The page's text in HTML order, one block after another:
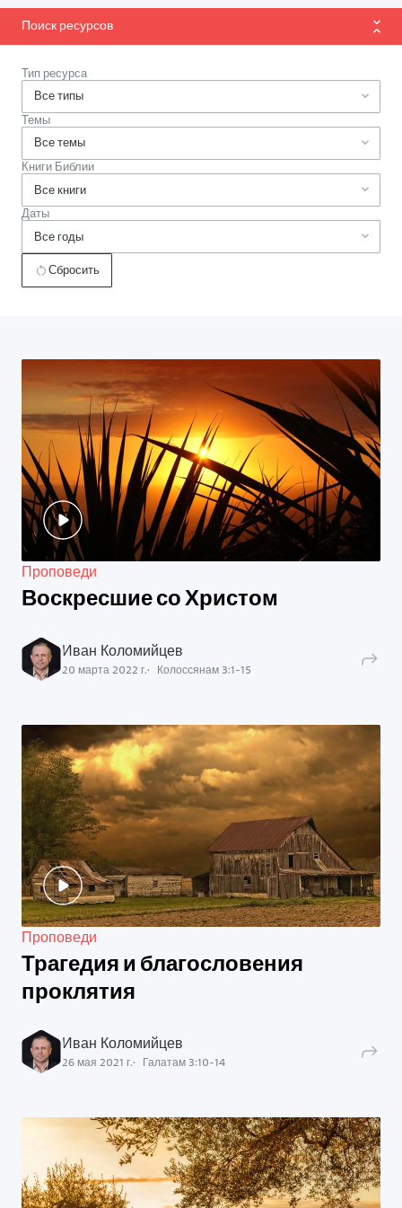
Поиск ресурсов
Тип ресурса
Темы
Книги Библии
Даты
Сбросить
Проповеди
Воскресшие со Христом
Иван Коломийцев
20 марта 2022 г. Колоссянам 3:1-15
Проповеди
Трагедия и благословения
проклятия
Иван Коломийцев
26 мая 2021 г. Галатам 3:10-14